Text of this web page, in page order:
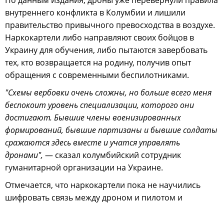
внутреннего конфликта в Колумбии и лишили
правительство привычного превосходства в воздухе.
Наркокартели либо направляют своих бойцов в
Украину для обучения, либо пытаются завербовать
тех, кто возвращается на родину, получив опыт
обращения с современными беспилотниками.
"Схемы вербовки очень сложны, но больше всего меня
беспокоит уровень специализации, которого они
достигают. Бывшие члены военизированных
формирований, бывшие партизаны и бывшие солдаты
сражаются здесь вместе и учатся управлять
дронами", — сказал колумбийский сотрудник
гуманитарной организации на Украине.
Отмечается, что наркокартели пока не научились
шифровать связь между дроном и пилотом и